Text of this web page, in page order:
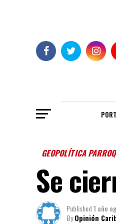
GEOPOLÍTICA
Se
Published1 año
ByOpinión